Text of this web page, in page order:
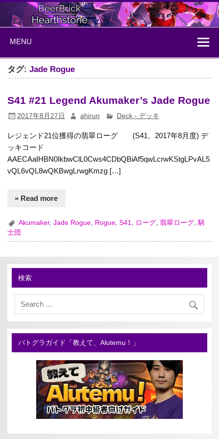
Skip
content
BeerBrick
Hearthstone
MENU
タグ:Jade Rogue
S41 #21 Legend Akumaker’s Jade Rogue
2017年8月27日 ahirun Deck - デッキ
レジェンド21位獲得の翡翠ローグ (S41、2017年8月度) デ
ッキコード
AAECAaIHBN0IkbwClL0Cws4CDbQBiAf5qwLcrwKStgLPvAL5
vQL6vQL8wQKBwgLrwgKmzg […]
» Read more
Akumaker,Jade Rogue Rogue ,S41 ローグ ,翡翠ローグ ,騎
士団
検索
バトグラガイド「教えて、Alutemu！」